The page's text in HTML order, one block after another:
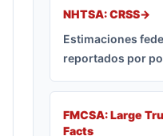
NHTSA: CRSS->
Estimaciones
reportados por
FMCSA: Large
Facts